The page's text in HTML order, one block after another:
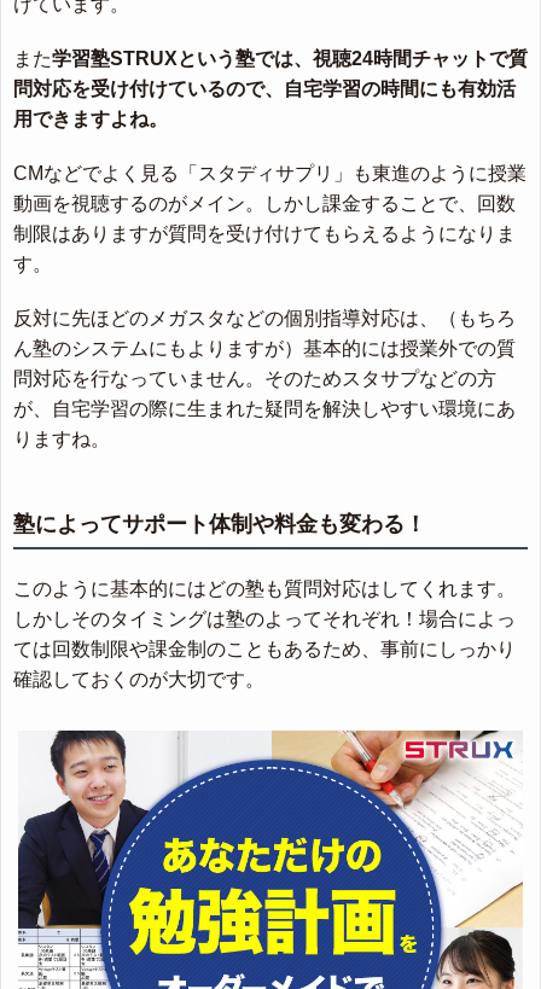
けています。
また学習塾STRUXという塾では、視聴24時間チャットで質
問対応を受け付けているので、自宅学習の時間にも有効活
用できますよね。
CMなどでよく見る「スタディサプリ」も東進のように授業
動画を視聴するのがメイン。しかし課金することで、回数
制限はありますが質問を受け付けてもらえるようになりま
す。
反対に先ほどのメガスタなどの個別指導対応は、（もちろ
ん塾のシステムにもよりますが）基本的には授業外での質
問対応を行なっていません。そのためスタサプなどの方
が、自宅学習の際に生まれた疑問を解決しやすい環境にあ
りますね。
塾によってサポート体制や料金も変わる！
このように基本的にはどの塾も質問対応はしてくれます。
しかしそのタイミングは塾のよってそれぞれ！場合によっ
ては回数制限や課金制のこともあるため、事前にしっかり
確認しておくのが大切です。